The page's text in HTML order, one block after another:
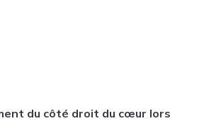
du côté droit du cœur lors